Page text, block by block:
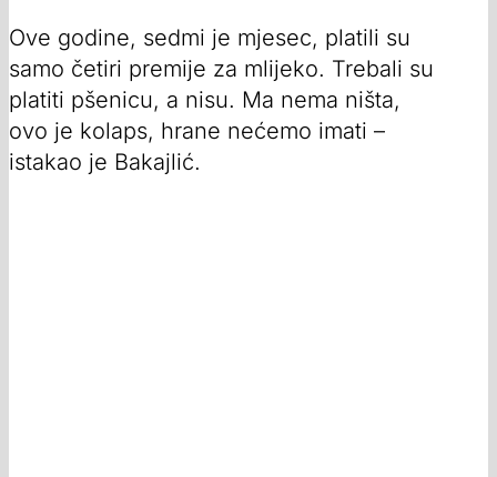
Ove godine, sedmi je mjesec, platili su
samo četiri premije za mlijeko. Trebali su
platiti pšenicu, a nisu. Ma nema ništa,
ovo je kolaps, hrane nećemo imati –
istakao je Bakajlić.